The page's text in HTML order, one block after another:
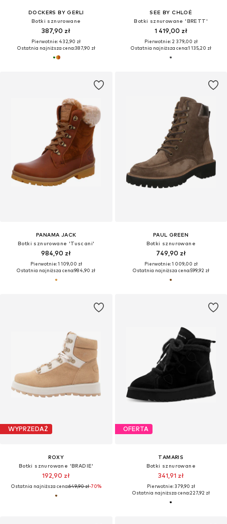
DOCKERS BY GERLI
Botki sznurowane
387,90 zł
Pierwotnie: 432,90 zł
Ostatnia najniższa cena:387,90 zł
SEE BY CHLOÉ
Botki sznurowane 'BRETT'
1 419,00 zł
Pierwotnie: 2 379,00 zł
Ostatnia najniższa cena:1 135,20 zł
PANAMA JACK
Botki sznurowane 'Tuscani'
984,90 zł
Pierwotnie: 1 109,00 zł
Ostatnia najniższa cena:984,90 zł
PAUL GREEN
Botki sznurowane
749,90 zł
Pierwotnie: 1 009,00 zł
Ostatnia najniższa cena:599,92 zł
WYPRZEDAŻ
ROXY
Botki sznurowane 'BRADIE'
192,90 zł
Ostatnia najniższa cena:649,90 zł-70%
OFERTA
TAMARIS
Botki sznurowane
341,91 zł
Pierwotnie: 379,90 zł
Ostatnia najniższa cena:227,92 zł